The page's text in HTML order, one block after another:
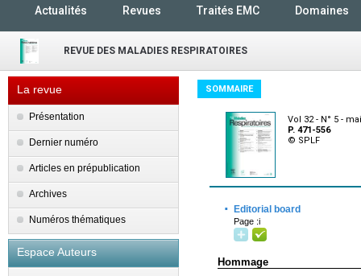
Actualités Revues Traités EMC Domaines
REVUE DES MALADIES RESPIRATOIRES
La revue
Présentation
Dernier numéro
Articles en prépublication
Archives
Numéros thématiques
Espace Auteurs
SOMMAIRE
Vol 32 - N° 5 -
P. 471-556
© SPLF
· Editorial board
Page :i
Hommage